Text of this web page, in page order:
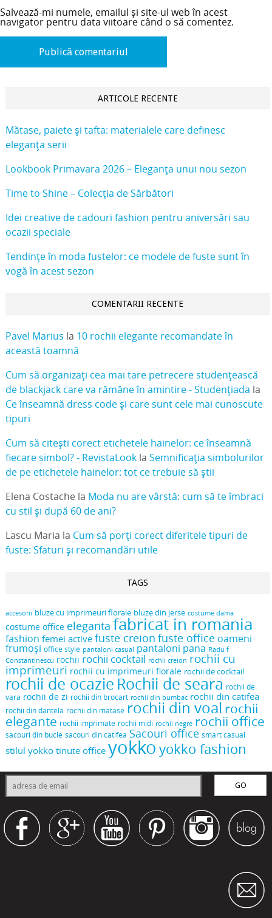
Salvează-mi numele, emailul și site-ul web în acest
navigator pentru data viitoare când o să comentez.
ARTICOLE RECENTE
Mătase, paiete și tafta: materialele care definesc
eleganța serii
Lookbook Primavara 2026 – Eleganța unui nou sezon
Time to Shine – Colecția de Sărbători
Idei creative de cadouri fashion pentru aniversări sau
ocazii speciale
Tendințe în moda fustelor: ce modele de fuste sunt în
vogă în acest sezon
COMENTARII RECENTE
Pavel Marius la 10 rochii elegante recomandate în
această toamnă
Cum să organizați cea mai tare petrecere studențească
de blackjack care va rămâne în amintire - Studențiada la
Ce înseamnă dress code și care sunt cele mai cunoscute
tipuri
Cum să citești corect etichetele hainelor: ce înseamnă
fiecare simbol? - RevistaLookla Semnificația simbolurilor
de pe etichetele hainelor: tot ce trebuie să știi
Elena Costachela Moda nu are vârstă: cum să te îmbraci
cu stil și după 60 de ani?
Lascu Maria la Cum să porți corect diferitele tipuri de
fuste: Sfaturi și recomandări utile
TAGS
accesorii bluze cu imprimeuri florale bluze din jerse costume dama
costume office eleganta fabricat in romania
fashion femei active fuste creion fuste office oameni
frumoși office style pantaloni casual pantaloni pana Radu f
Constantinescu rochii rochii cocktail rochii creion rochii cu
imprimeuri rochii cu imprimeuri florale rochii de cocktail
rochii de ocazie Rochii de seara rochii de
vara rochii de zi rochii din brocart rochii din bumbac rochii din catifea
rochii din dantela rochii din matase rochii din voal rochii
elegante rochii imprimate rochii midi rochii negre rochii office
sacouri din bucle sacouri din catifea Sacouri office smart casual
stilul yokko tinute office yokko yokko fashion